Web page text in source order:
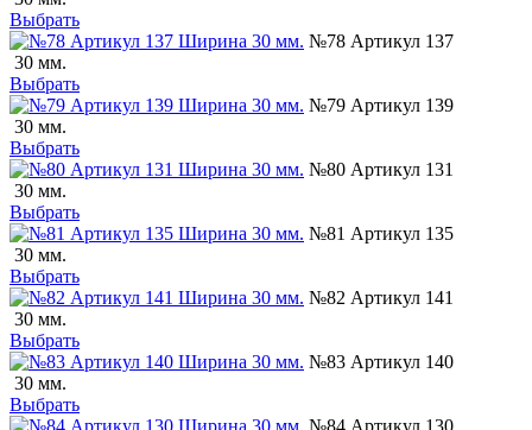
Выбрать
№78 Артикул 137
30 мм.
Выбрать
№79 Артикул 139
30 мм.
Выбрать
№80 Артикул 131
30 мм.
Выбрать
№81 Артикул 135
30 мм.
Выбрать
№82 Артикул 141
30 мм.
Выбрать
№83 Артикул 140
30 мм.
Выбрать
№84 Артикул 130